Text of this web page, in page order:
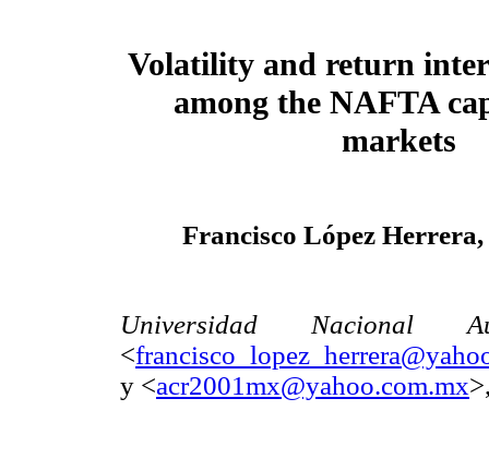
Volatility and return
among the NAFTA
markets
Francisco López
Universidad Nacional
<
y <acr2001mx@yahoo.com.mx